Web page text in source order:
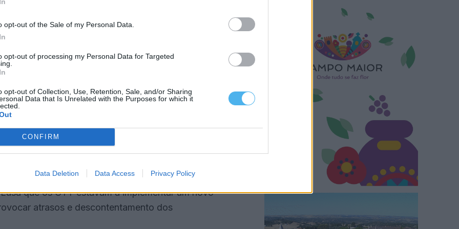
opt-out of the Sale of my Personal Data.
opt-out of processing my Personal Data for Targeted
opt-out of Collection, Use, Retention, Sale, and/or Sharing
Data that Is Unrelated with the Purposes for which it
CONFIRM
Data Deletion Data Access Privacy Policy
como o acesso atempado a informação
igualmente o bom funcionamento das
fiabilidade da distribuição postal”, é referido no
atrasos e constrangimentos”, exige “uma
CTT no sentido de repor a qualidade e a
autoridade reguladora das comunicações
Nacional dos Trabalhadores dos Correios e
que os CTT estavam a implementar um novo
atrasos e descontentamento dos